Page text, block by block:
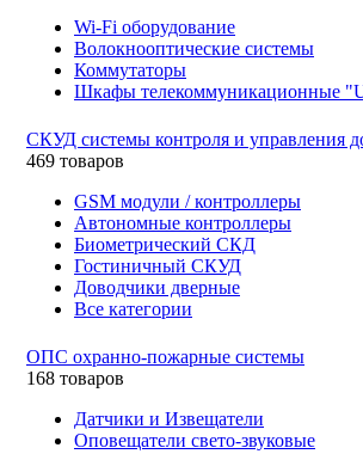
Wi-Fi оборудование
Волокнооптические системы
Коммутаторы
Шкафы телекоммуникационные
СКУД системы контроля и управления
469 товаров
GSM модули / контроллеры
Автономные контроллеры
Биометрический СКД
Гостиничный СКУД
Доводчики дверные
Все категории
ОПС охранно-пожарные системы
168 товаров
Датчики и Извещатели
Оповещатели свето-звуковые